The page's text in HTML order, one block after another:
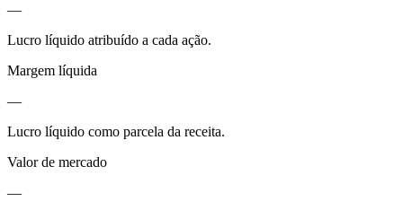
—
Lucro líquido atribuído a cada ação.
Margem líquida
—
Lucro líquido como parcela da receita.
Valor de mercado
—